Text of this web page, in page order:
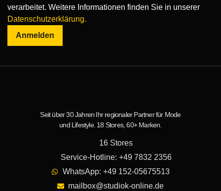
verarbeitet. Weitere Informationen finden Sie in unserer
Datenschutzerklärung.
Anmelden
Seit über 30 Jahren Ihr regionaler Partner für Mode
und Lifestyle. 18 Stores, 60+ Marken.
16 Stores
Service-Hotline: +49 7832 2356
WhatsApp: +49 152-05675513
mailbox@studiok-online.de